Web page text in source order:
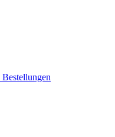
Bestellungen